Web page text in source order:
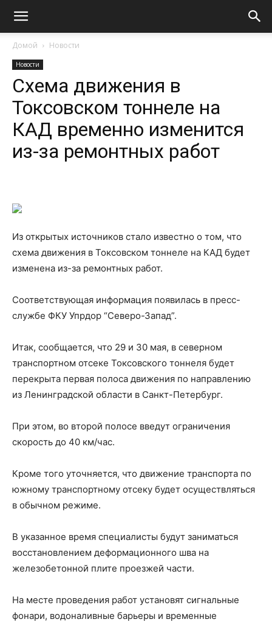
Домой Новости
Новости
Схема движения в
Токсовском тоннеле на
КАД временно изменится
из-за ремонтных работ
Из открытых источников стало известно о том, что
схема движения в Токсовском тоннеле на КАД будет
изменена из-за ремонтных работ.
Соответствующая информация появилась в пресс-
службе ФКУ Упрдор “Северо-Запад”.
Итак, сообщается, что 29 и 30 мая, в северном
транспортном отсеке Токсовского тоннеля будет
перекрыта первая полоса движения по направлению
из Ленинградской области в Санкт-Петербург.
При этом, во второй полосе введут ограничения
скорость до 40 км/час.
Кроме того уточняется, что движение транспорта по
южному транспортному отсеку будет осуществляться
в обычном режиме.
В указанное время специалисты будут заниматься
восстановлением деформационного шва на
железобетонной плите проезжей части.
На месте проведения работ установят сигнальные
фонари, водоналивные барьеры и временные